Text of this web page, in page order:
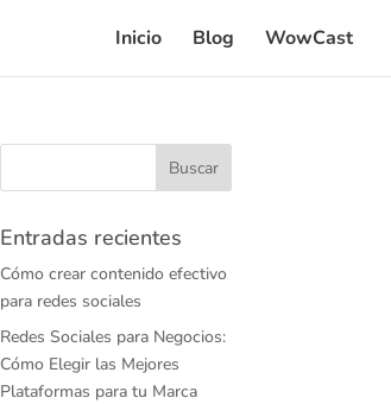
Inicio Blog WowCast
Entradas recientes
Cómo crear contenido efectivo
para redes sociales
Redes Sociales para Negocios:
Cómo Elegir las Mejores
Plataformas para tu Marca